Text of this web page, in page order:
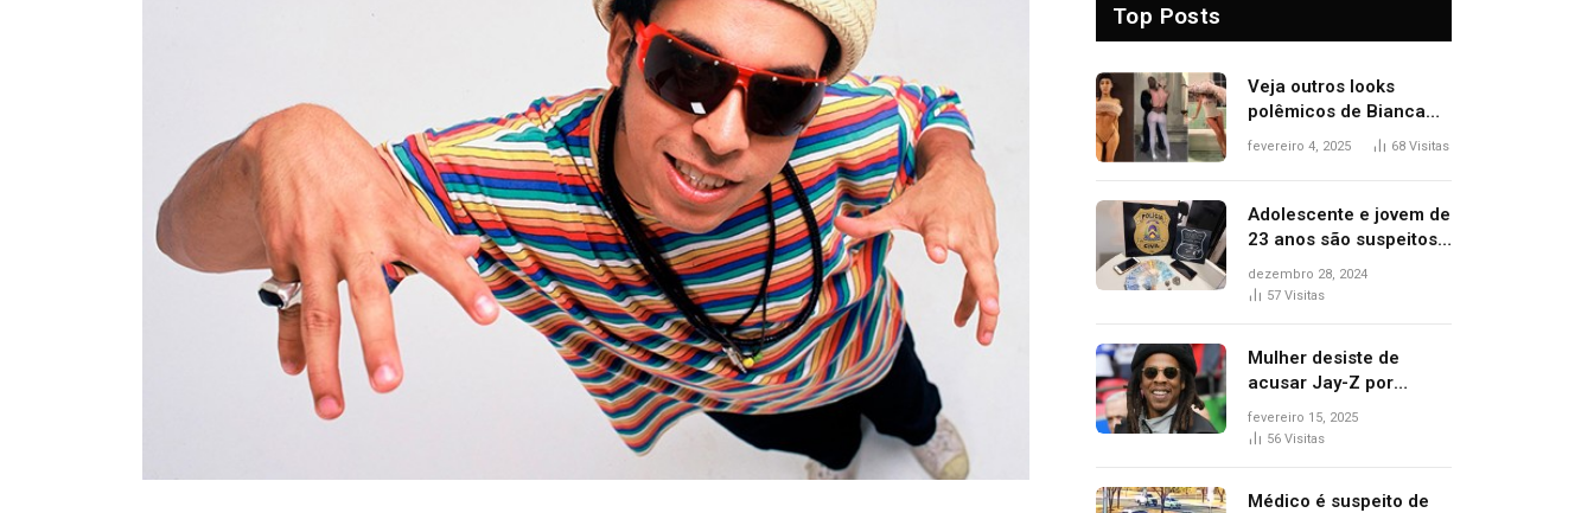
Top Posts
Veja outros looks
polêmicos de Bianca
Censori, esposa de
Grammy 2025
fevereiro 4, 2025 68 Visitas
Adolescente e jovem de
23 anos são suspeitos
de vender drogas
próximo de delegacia e
dezembro 28, 2024
57 Visitas
Mulher desiste de
acusar Jay-Z por
estupro, diz revista
fevereiro 15, 2025
56 Visitas
Médico é suspeito de